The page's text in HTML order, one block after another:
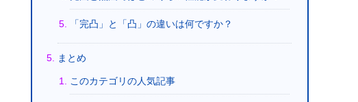
「完凸」と「凸」の違いは何ですか？
まとめ
このカテゴリの人気記事